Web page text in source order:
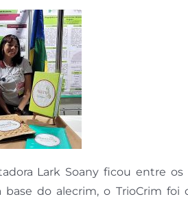
Lark Soany ficou entre
do alecrim, o TrioCrim